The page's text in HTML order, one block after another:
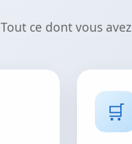
Tout ce dont vous
🛒